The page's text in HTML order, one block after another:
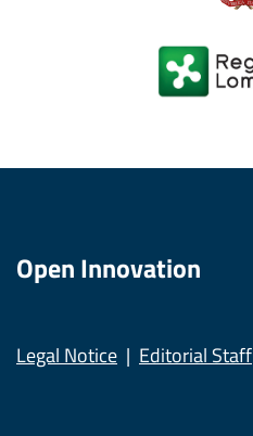
Open Innovation
Legal Notice Editorial Staff